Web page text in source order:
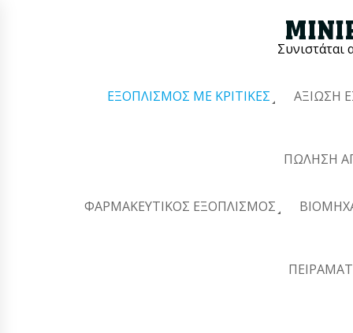
Συνιστάται
ΕΞΟΠΛΙΣΜΌΣ ΜΕ ΚΡΙΤΙΚΈΣ ΑΞΊΩΣΗ
ΠΏΛΗΣΗ
ΦΑΡΜΑΚΕΥΤΙΚΌΣ ΕΞΟΠΛΙΣΜΌΣ